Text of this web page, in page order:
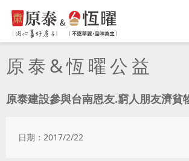
原泰&恆曜公益
原泰建設參與台南恩友.窮人朋友濟貧
日期：2017/2/22